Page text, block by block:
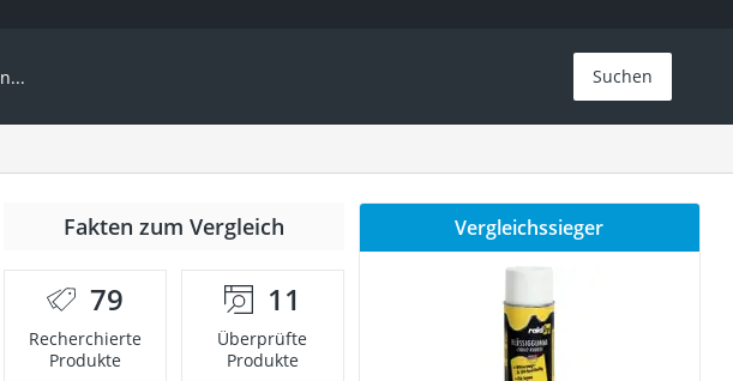
Suchen
Fakten zum Vergleich
79
Recherchierte
Produkte
11
Überprüfte
Produkte
Vergleichssieger